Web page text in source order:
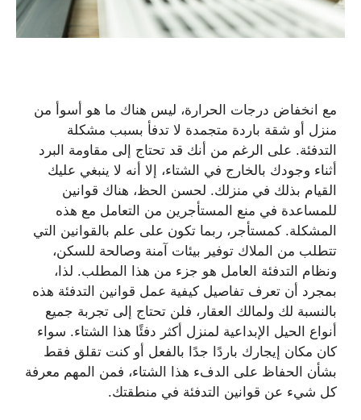
مع انخفاض درجات الحرارة، ليس هناك ما هو أسوأ من
منزل أو شقة باردة متجمدة لا تدفأ بسبب مشكلة
التدفئة. على الرغم من أنك قد تحتاج إلى مقاومة البرد
أثناء وجودك بالخارج في الشتاء، إلا أنه لا ينبغي عليك
القيام بذلك في منزلك. لحسن الحظ، هناك قوانين
للمساعدة في منع المستأجرين من التعامل مع هذه
المشكلة. كمستأجر، ربما تكون على علم بالقوانين التي
تتطلب من الملاك توفير بيئات آمنة وصالحة للسكن،
ونظام التدفئة العامل هو جزء من هذا المطلب. لذا،
بمجرد أن تعرف تفاصيل كيفية عمل قوانين التدفئة هذه
بالنسبة لك ولمالك العقار، فلن تحتاج إلى تجربة جميع
أنواع الحيل الإبداعية لمنزل أكثر دفئًا هذا الشتاء. سواء
كان مكان إيجارك باردًا جدًا بالفعل أو كنت تقلق فقط
بشأن الحفاظ على الدفء هذا الشتاء، فمن المهم معرفة
كل شيء عن قوانين التدفئة في منطقتك.